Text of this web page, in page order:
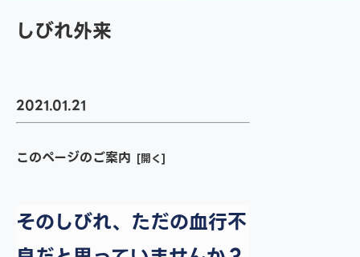
しびれ外来
2021.01.21
このページのご案内
そのしびれ、ただの血行不